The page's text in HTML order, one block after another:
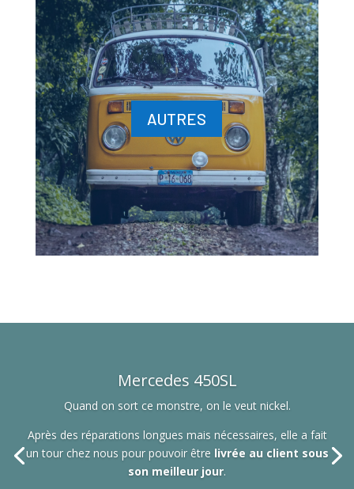
AUTRES
Mercedes 450SL
Quand on sort ce monstre, on le veut nickel.
Après des réparations longues mais nécessaires, elle a fait
un tour chez nous pour pouvoir être livrée au client sous
son meilleur jour.